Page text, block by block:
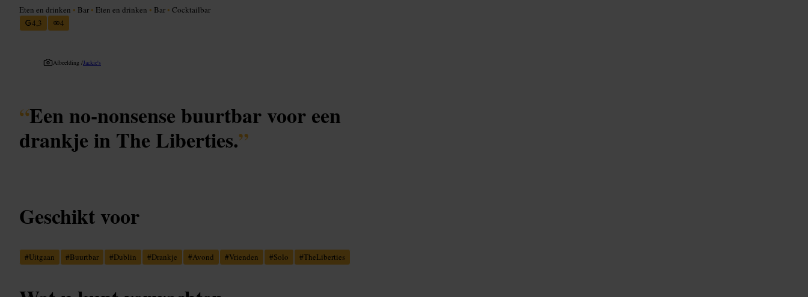
Eten en drinken • Bar • Eten en drinken • Bar • Cocktailbar
4,3
4
Afbeelding /Jackie's
“Een no-nonsense buurtbar voor een
drankje in The Liberties.”
Geschikt voor
#Uitgaan #Buurtbar #Dublin #Drankje #Avond #Vrienden #Solo #TheLiberties